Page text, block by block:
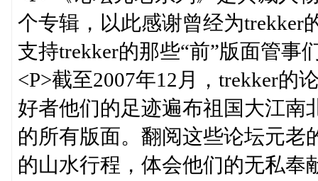
个专辑，以此感谢曾经为trekker
支持trekker的那些“前”版面管事
<P>截至2007年12月，trekker的
好者他们的足迹遍布祖国大江南
的所有版面。翻阅这些论坛元老
的山水行程，体会他们的无私奉